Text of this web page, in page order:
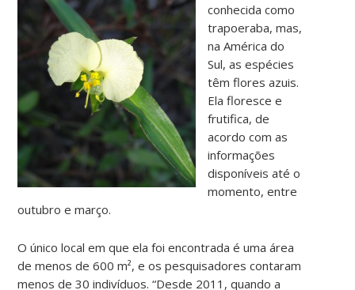
conhecida como
trapoeraba, mas,
na América do
Sul, as espécies
têm flores azuis.
Ela floresce e
frutifica, de
acordo com as
informações
disponíveis até o
momento, entre
outubro e março.
O único local em que ela foi encontrada é uma área
de menos de 600 m², e os pesquisadores contaram
menos de 30 indivíduos. “Desde 2011, quando a